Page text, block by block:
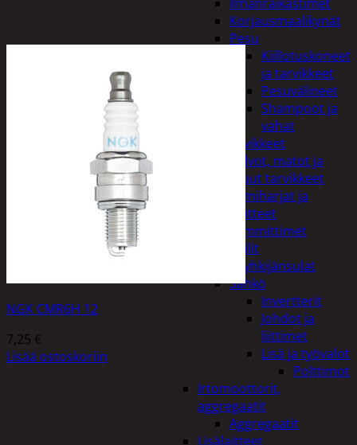
Korjausmaalikynät
Pesu
Kiillotuskoneet
ja tarvikkeet
Pesuvälineet
Shampoot ja
vahat
Autotarvikkeet
Kalvot, matot ja
muut tarvikkeet
Lumiharjat ja
peitteet
Lämmittimet
Peilit
Pyyhkijänsulat
Sähkö
Invertterit
Johdot ja
liittimet
Lisä ja työvalot
Polttimot
Irtomoottorit,
aggregaatit
Aggregaatit
Lisälaitteet
NGK CMR6H 12
7,25 €
Lisää ostoskoriin